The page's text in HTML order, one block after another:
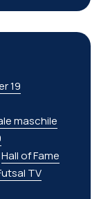
19
maschile
Hall of Fame
TV